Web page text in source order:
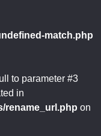
match.php
to parameter #3
in
rename_url.php on